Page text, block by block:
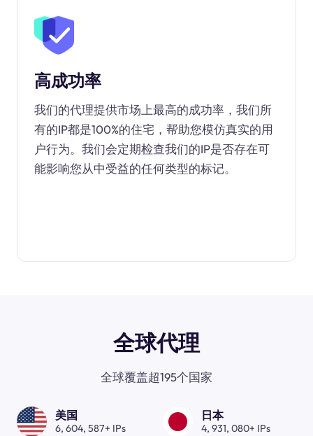
高成功率
我们的代理提供市场上最高的成功率，我们所
有的IP都是100%的住宅，帮助您模仿真实的用
户行为。我们会定期检查我们的IP是否存在可
能影响您从中受益的任何类型的标记。
全球代理
全球覆盖超195个国家
美国
6, 604, 587+ IPs
日本
4, 931, 080+ IPs